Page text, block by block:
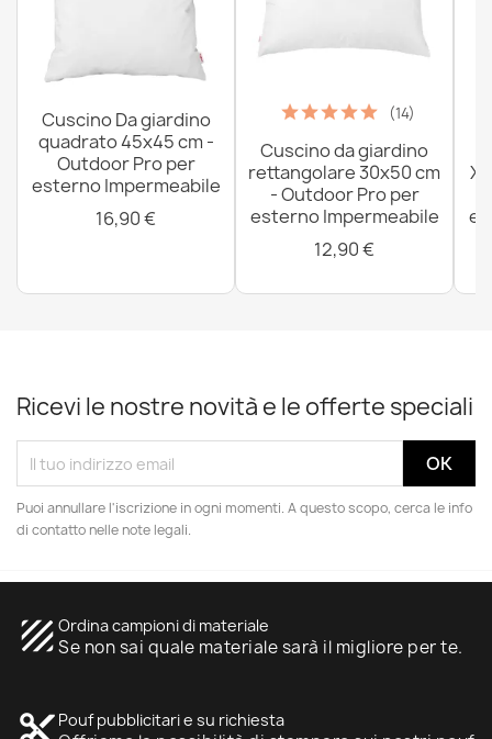
Cuscino Da giardino
quadrato 45x45 cm -
Outdoor Pro per
esterno Impermeabile
16,90 €
(14)
Cuscino da giardino
rettangolare 30x50 cm
- Outdoor Pro per
esterno Impermeabile
12,90 €
Ricevi le nostre novità e le offerte speciali
Puoi annullare l'iscrizione in ogni momenti. A questo scopo, cerca le info
di contatto nelle note legali.
texture Ordina campioni di materiale
Se non sai quale materiale sarà il migliore per te.
content_cut Pouf pubblicitari e su richiesta